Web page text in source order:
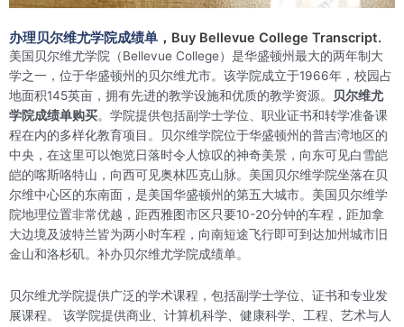
办理贝尔维尤学院成绩单 ，Buy Bellevue College Transcript.
美国贝尔维尤学院（Bellevue College）是华盛顿州最大的两年制大
学之一，位于华盛顿州的贝尔维尤市。该学院成立于1966年，校园占
地面积145英亩，拥有先进的教学设施和优质的教学资源。
贝尔维尤
学院成绩单购买。学院提供包括副学士学位、职业证书和转学准备课
程在内的多样化教育项目。贝尔维学院位于华盛顿州的普吉湾地区的
中央，在这里可以饱览日落时令人惊叹的神奇美景，向东可见白雪皑
皑的喀斯咯特山，向西可见奥林匹克山脉。美国贝尔维学院坐落在贝
尔维中心区的东南面，是美国华盛顿州的第五大城市。美国贝尔维学
院地理位置非常优越，距西雅图市区只要10-20分钟的车程，距加拿
大边境及波特兰皆为两小时车程，向南短途飞行即可到达加州城市旧
金山和洛杉矶。补办贝尔维尤学院成绩单。
贝尔维尤学院提供广泛的学术课程，包括副学士学位、证书和专业发
展课程。 该学院提供商业、计算机科学、健康科学、工程、艺术与人